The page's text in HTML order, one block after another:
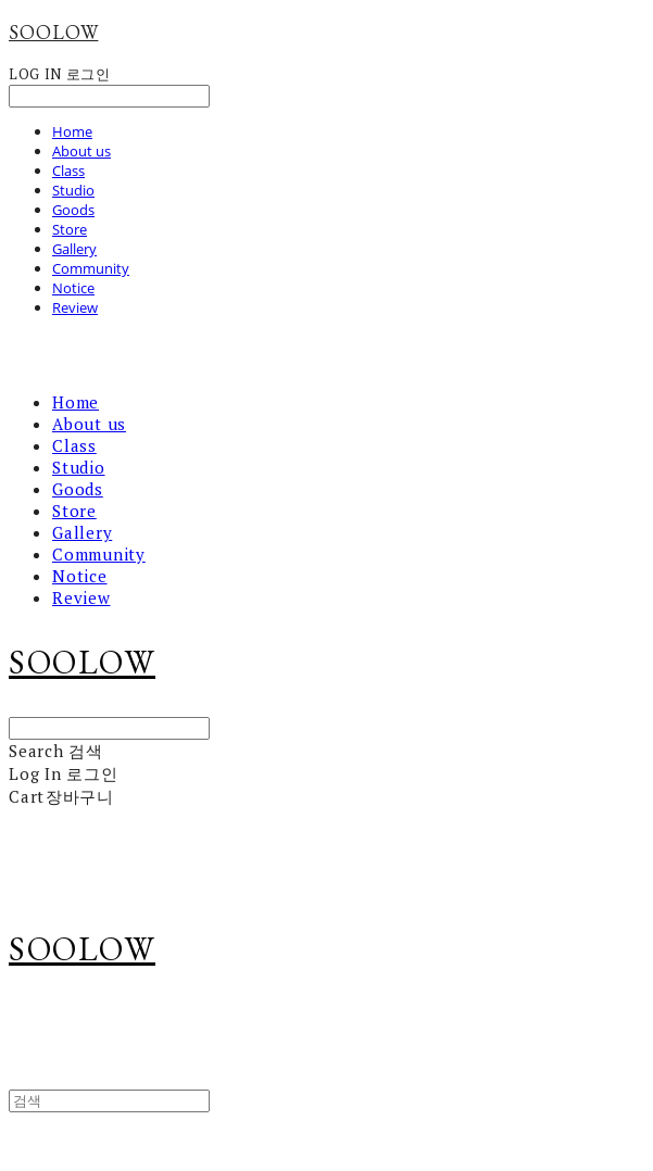
SOOLOW
LOG IN 로그인
Home
About us
Class
Studio
Goods
Store
Gallery
Community
Notice
Review
Home
About us
Class
Studio
Goods
Store
Gallery
Community
Notice
Review
SOOLOW
Search 검색
Log In 로그인
Cart장바구니
SOOLOW